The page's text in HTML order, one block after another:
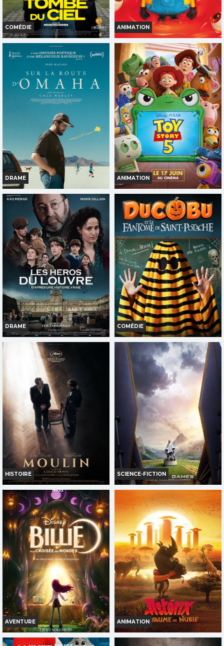
COMÉDIE
TOMBÉ DU CIEL
Horaires et Infos
Bande-annonce
Réservation
TOUT PUBLIC
ANIMATION
DES MINIONS ET DES
MONSTRES
Horaires et Infos
Bande-annonce
Réservation
TOUT PUBLIC
DRAME
SUR LA ROUTE D'OMAHA
Horaires et Infos
Bande-annonce
Réservation
TOUT PUBLIC
ANIMATION
TOY STORY 5
Horaires et Infos
Bande-annonce
Réservation
TOUT PUBLIC
DRAME
LES HÉROS DU LOUVRE
Infos
Bande-annonce
TOUT PUBLIC
COMÉDIE
DUCOBU ET LE FANTÔME DE
SAINT-POTACHE
Infos
Bande-annonce
TOUT PUBLIC
HISTOIRE
MOULIN
Infos
Bande-annonce
AVERT. TOUT PUBLIC
SCIENCE-FICTION
HUNGER GAMES: LEVER DE
SOLEIL SUR LA MOISSON
Infos
Bande-annonce
AVENTURE
BILLIE, À LA CROISÉE DES
ANIMATION
ASTÉRIX : LE ROYAUME DE